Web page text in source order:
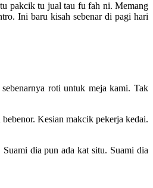
pakcik tu jual tau fu fah ni. Memang
Ini baru kisah sebenar di pagi hari
roti untuk meja kami. Tak
Kesian makcik pekerja kedai.
dia pun ada kat situ. Suami dia